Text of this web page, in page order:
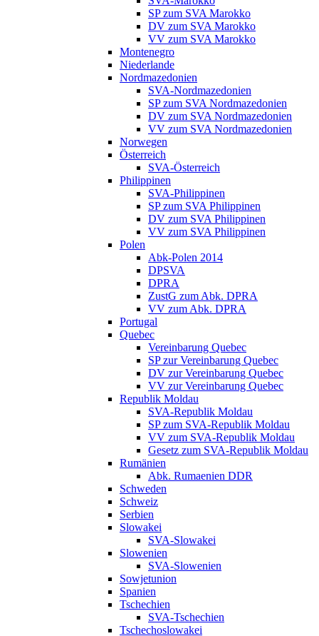
SP zum SVA Marokko
DV zum SVA Marokko
VV zum SVA Marokko
Montenegro
Niederlande
Nordmazedonien
SVA-Nordmazedonien
SP zum SVA Nordmazedonien
DV zum SVA Nordmazedonien
VV zum SVA Nordmazedonien
Norwegen
Österreich
SVA-Österreich
Philippinen
SVA-Philippinen
SP zum SVA Philippinen
DV zum SVA Philippinen
VV zum SVA Philippinen
Polen
Abk-Polen 2014
DPSVA
DPRA
ZustG zum Abk. DPRA
VV zum Abk. DPRA
Portugal
Quebec
Vereinbarung Quebec
SP zur Vereinbarung Quebec
DV zur Vereinbarung Quebec
VV zur Vereinbarung Quebec
Republik Moldau
SVA-Republik Moldau
SP zum SVA-Republik Moldau
VV zum SVA-Republik Moldau
Gesetz zum SVA-Republik Moldau
Rumänien
Abk. Rumaenien DDR
Schweden
Schweiz
Serbien
Slowakei
SVA-Slowakei
Slowenien
SVA-Slowenien
Sowjetunion
Spanien
Tschechien
SVA-Tschechien
Tschechoslowakei